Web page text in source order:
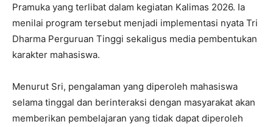
Pramuka yang terlibat dalam kegiatan Kalimas 2026. Ia
menilai program tersebut menjadi implementasi nyata Tri
Dharma Perguruan Tinggi sekaligus media pembentukan
karakter mahasiswa.
Menurut Sri, pengalaman yang diperoleh mahasiswa
selama tinggal dan berinteraksi dengan masyarakat akan
memberikan pembelajaran yang tidak dapat diperoleh